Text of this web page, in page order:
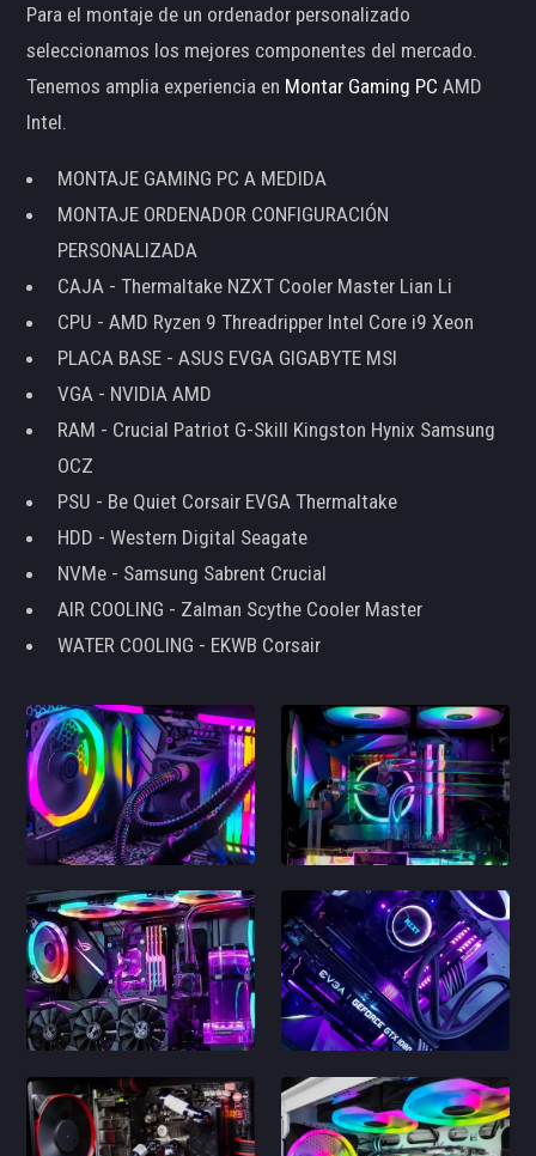
Para el montaje de un ordenador personalizado
seleccionamos los mejores componentes del mercado.
Tenemos amplia experiencia en Montar Gaming PC AMD
Intel.
MONTAJE GAMING PC A MEDIDA
MONTAJE ORDENADOR CONFIGURACIÓN
PERSONALIZADA
CAJA - Thermaltake NZXT Cooler Master Lian Li
CPU - AMD Ryzen 9 Threadripper Intel Core i9 Xeon
PLACA BASE - ASUS EVGA GIGABYTE MSI
VGA - NVIDIA AMD
RAM - Crucial Patriot G-Skill Kingston Hynix Samsung
OCZ
PSU - Be Quiet Corsair EVGA Thermaltake
HDD - Western Digital Seagate
NVMe - Samsung Sabrent Crucial
AIR COOLING - Zalman Scythe Cooler Master
WATER COOLING - EKWB Corsair